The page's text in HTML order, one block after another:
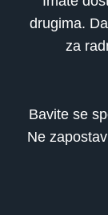
drugima.
za
Bavite se
Ne